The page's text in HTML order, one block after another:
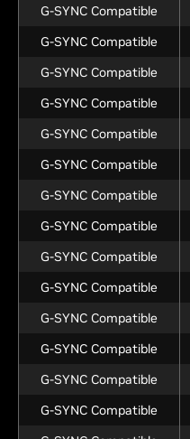
G-SYNC Compatible
G-SYNC Compatible
G-SYNC Compatible
G-SYNC Compatible
G-SYNC Compatible
G-SYNC Compatible
G-SYNC Compatible
G-SYNC Compatible
G-SYNC Compatible
G-SYNC Compatible
G-SYNC Compatible
G-SYNC Compatible
G-SYNC Compatible
G-SYNC Compatible